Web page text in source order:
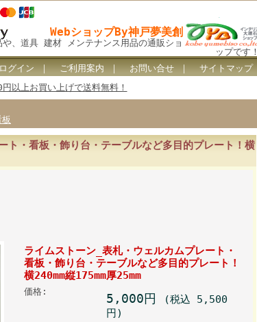
WebショップBy神戸夢美創
、道具 建材 メンテナンス用品の通販ショ
ップです！
グイン｜ ご利用案内｜ お問い合せ｜ サイトマップ
以上お買い上げで送料無料！
ト・看板・飾り台・テーブルなど多目的プレート！横
ライムストーン_表札・ウェルカムプレート・
看板・飾り台・テーブルなど多目的プレート！
横240mm縦175mm厚25mm
価格: 5,000円
(税込 5,500
円)